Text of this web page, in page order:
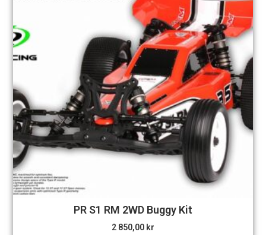
PR S1 RM 2WD Buggy Kit
2 850,00 kr